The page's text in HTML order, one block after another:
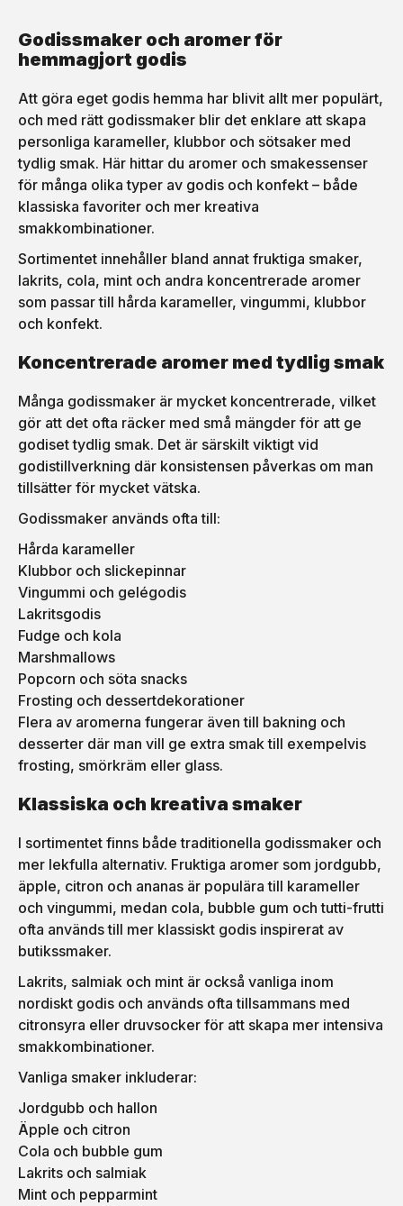
Godissmaker och aromer för
hemmagjort godis
Att göra eget godis hemma har blivit allt mer populärt,
och med rätt godissmaker blir det enklare att skapa
personliga karameller, klubbor och sötsaker med
tydlig smak. Här hittar du aromer och smakessenser
för många olika typer av godis och konfekt – både
klassiska favoriter och mer kreativa
smakkombinationer.
Sortimentet innehåller bland annat fruktiga smaker,
lakrits, cola, mint och andra koncentrerade aromer
som passar till hårda karameller, vingummi, klubbor
och konfekt.
Koncentrerade aromer med tydlig smak
Många godissmaker är mycket koncentrerade, vilket
gör att det ofta räcker med små mängder för att ge
godiset tydlig smak. Det är särskilt viktigt vid
godistillverkning där konsistensen påverkas om man
tillsätter för mycket vätska.
Godissmaker används ofta till:
Hårda karameller
Klubbor och slickepinnar
Vingummi och gelégodis
Lakritsgodis
Fudge och kola
Marshmallows
Popcorn och söta snacks
Frosting och dessertdekorationer
Flera av aromerna fungerar även till bakning och
desserter där man vill ge extra smak till exempelvis
frosting, smörkräm eller glass.
Klassiska och kreativa smaker
I sortimentet finns både traditionella godissmaker och
mer lekfulla alternativ. Fruktiga aromer som jordgubb,
äpple, citron och ananas är populära till karameller
och vingummi, medan cola, bubble gum och tutti-frutti
ofta används till mer klassiskt godis inspirerat av
butikssmaker.
Lakrits, salmiak och mint är också vanliga inom
nordiskt godis och används ofta tillsammans med
citronsyra eller druvsocker för att skapa mer intensiva
smakkombinationer.
Vanliga smaker inkluderar:
Jordgubb och hallon
Äpple och citron
Cola och bubble gum
Lakrits och salmiak
Mint och pepparmint